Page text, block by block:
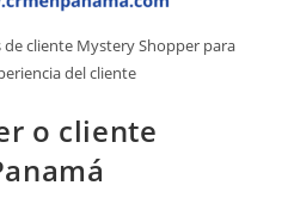
de cliente Mystery Shopper para
del cliente
o cliente